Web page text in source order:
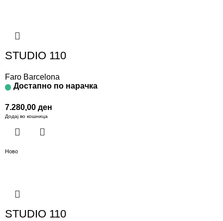
STUDIO 110
Faro Barcelona
Достапно по нарачка
7.280,00 ден
Додај во кошница
Ново
STUDIO 110